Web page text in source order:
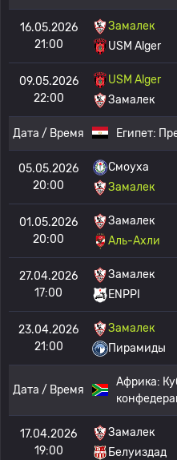
16.05.2026
21:00
Замалек
USM Alger
09.05.2026
22:00
USM Alger
Замалек
Дата / Время Египет:
05.05.2026
20:00
Смоуха
Замалек
01.05.2026
20:00
Замалек
Аль-Ахли
27.04.2026
17:00
Замалек
ENPPI
23.04.2026
21:00
Замалек
Пирамиды
Дата / Время
Африка:
17.04.2026
19:00
Замалек
Белуиздад